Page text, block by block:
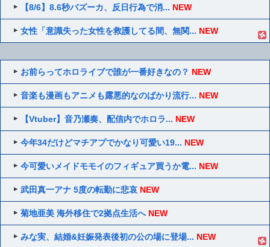
【8/6】8.6秒バズーカ、反日行為で消... NEW
女性「意識失った女性を救護してる間、無関... NEW
お前らってホロライブで誰が一番好きなの？ NEW
音楽も漫画もアニメも露悪的なのばかり流行... NEW
【Vtuber】音乃瀬奏、配信内でホロラ... NEW
今年34だけどマチアプでかなり可愛い19... NEW
今可愛いメイドモモイのフィギュア買うか電... NEW
武田真一アナ 5度の転勤に悲哀 NEW
菊地亜美 海外移住で2拠点生活へ NEW
みな実、結婚&妊娠発表後初の公の場に登場... NEW